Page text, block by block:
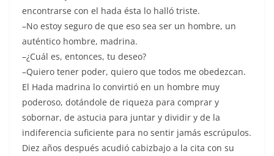
encontrarse con el hada ésta lo halló triste.
–No estoy seguro de que eso sea ser un hombre, un
auténtico hombre, madrina.
–¿Cuál es, entonces, tu deseo?
–Quiero tener poder, quiero que todos me obedezcan.
El Hada madrina lo convirtió en un hombre muy
poderoso, dotándole de riqueza para comprar y
sobornar, de astucia para juntar y dividir y de la
indiferencia suficiente para no sentir jamás escrúpulos.
Diez años después acudió cabizbajo a la cita con su